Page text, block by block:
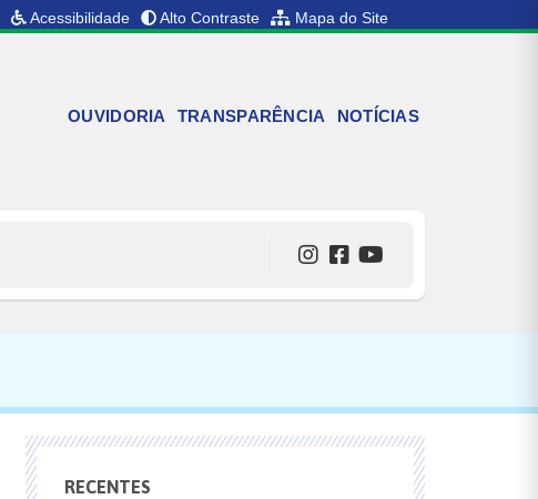
Acessibilidade Alto Contraste Mapa do Site
OUVIDORIA TRANSPARÊNCIA NOTÍCIAS
RECENTES